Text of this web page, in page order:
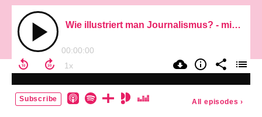
Wie illustriert man Journalismus? - mit Christoph Niemann, Visual Storyteller
00:00:00
Subscribe All episodes ›